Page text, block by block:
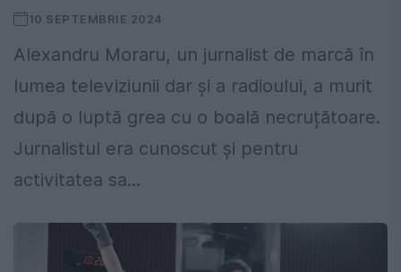
10 SEPTEMBRIE 2024
Alexandru Moraru, un jurnalist de marcă în
lumea televiziunii dar și a radioului, a murit
după o luptă grea cu o boală necruțătoare.
Jurnalistul era cunoscut și pentru
activitatea sa...